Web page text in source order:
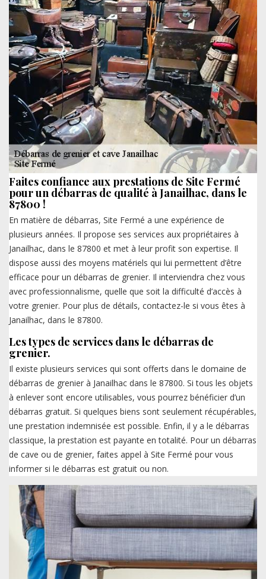
Faites confiance aux prestations de Site Fermé
pour un débarras de qualité à Janailhac, dans le
87800 !
En matière de débarras, Site Fermé a une expérience de
plusieurs années. Il propose ses services aux propriétaires à
Janailhac, dans le 87800 et met à leur profit son expertise. Il
dispose aussi des moyens matériels qui lui permettent d’être
efficace pour un débarras de grenier. Il interviendra chez vous
avec professionnalisme, quelle que soit la difficulté d’accès à
votre grenier. Pour plus de détails, contactez-le si vous êtes à
Janailhac, dans le 87800.
Les types de services dans le débarras de
grenier.
Il existe plusieurs services qui sont offerts dans le domaine de
débarras de grenier à Janailhac dans le 87800. Si tous les objets
à enlever sont encore utilisables, vous pourrez bénéficier d’un
débarras gratuit. Si quelques biens sont seulement récupérables,
une prestation indemnisée est possible. Enfin, il y a le débarras
classique, la prestation est payante en totalité. Pour un débarras
de cave ou de grenier, faites appel à Site Fermé pour vous
informer si le débarras est gratuit ou non.